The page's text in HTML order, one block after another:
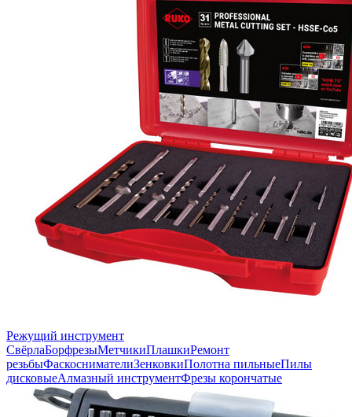
Режущий инструмент
СвёрлаБорфрезыМетчикиПлашкиРемонт
резьбыФаскоснимателиЗенковкиПолотна пильныеПилы
дисковыеАлмазный инструментФрезы корончатые